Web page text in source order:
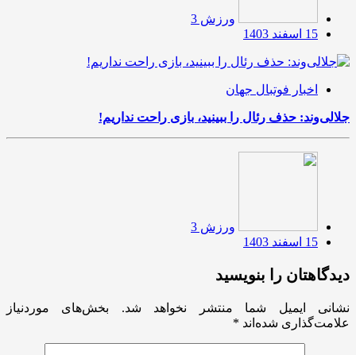
ورزش 3
15 اسفند 1403
اخبار فوتبال جهان
جلالی‌وند: حذف رئال را ببینید، بازی راحت نداریم!
ورزش 3
15 اسفند 1403
دیدگاهتان را بنویسید
نشانی ایمیل شما منتشر نخواهد شد.
بخش‌های موردنیاز
علامت‌گذاری شده‌اند *